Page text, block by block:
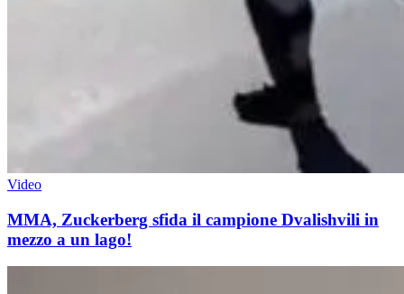
Video
MMA, Zuckerberg sfida il campione Dvalishvili in
mezzo a un lago!